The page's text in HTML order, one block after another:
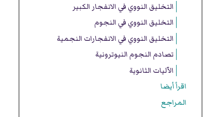
التخليق النووي في الانفجار الكبير
التخليق النووي في النجوم
التخليق النووي في الانفجارات النجمية
تصادم النجوم النيوترونية
الآليات الثانوية
اقرأ أيضا
المراجع